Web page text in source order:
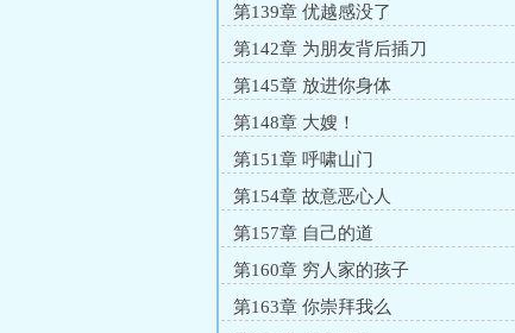
第139章 优越感没了
第142章 为朋友背后插刀
第145章 放进你身体
第148章 大嫂！
第151章 呼啸山门
第154章 故意恶心人
第157章 自己的道
第160章 穷人家的孩子
第163章 你崇拜我么